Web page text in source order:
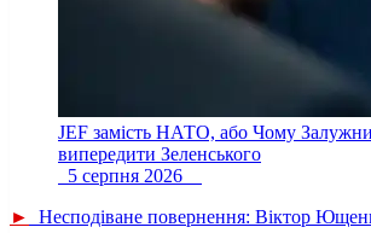
JEF замість НАТО, або Чому
випередити Зеленського
5 серпня 2026
►
Несподіване повернення: Віктор